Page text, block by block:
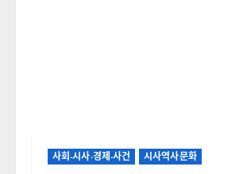
사회‧시사‧경제‧사건 시사역사문화